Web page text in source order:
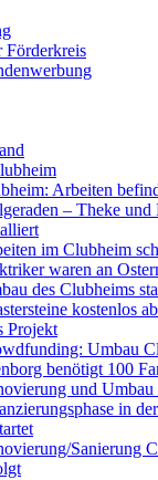
Förderkreis
Arbeiten
– Theke
im Clubheim
waren an
des Clubheims
kostenlos
Projekt
Umbau
benötigt 100
und Umbau
in
Sanierung